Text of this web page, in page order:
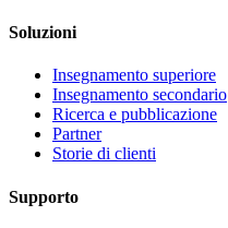
Soluzioni
Insegnamento superiore
Insegnamento secondario
Ricerca e pubblicazione
Partner
Storie di clienti
Supporto